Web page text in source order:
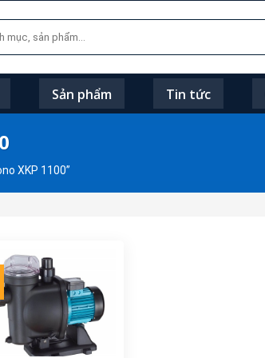
Sản phẩm Tin tức
XKP 1100”